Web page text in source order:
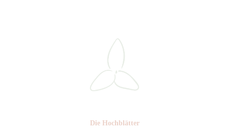
Die Hochblätter